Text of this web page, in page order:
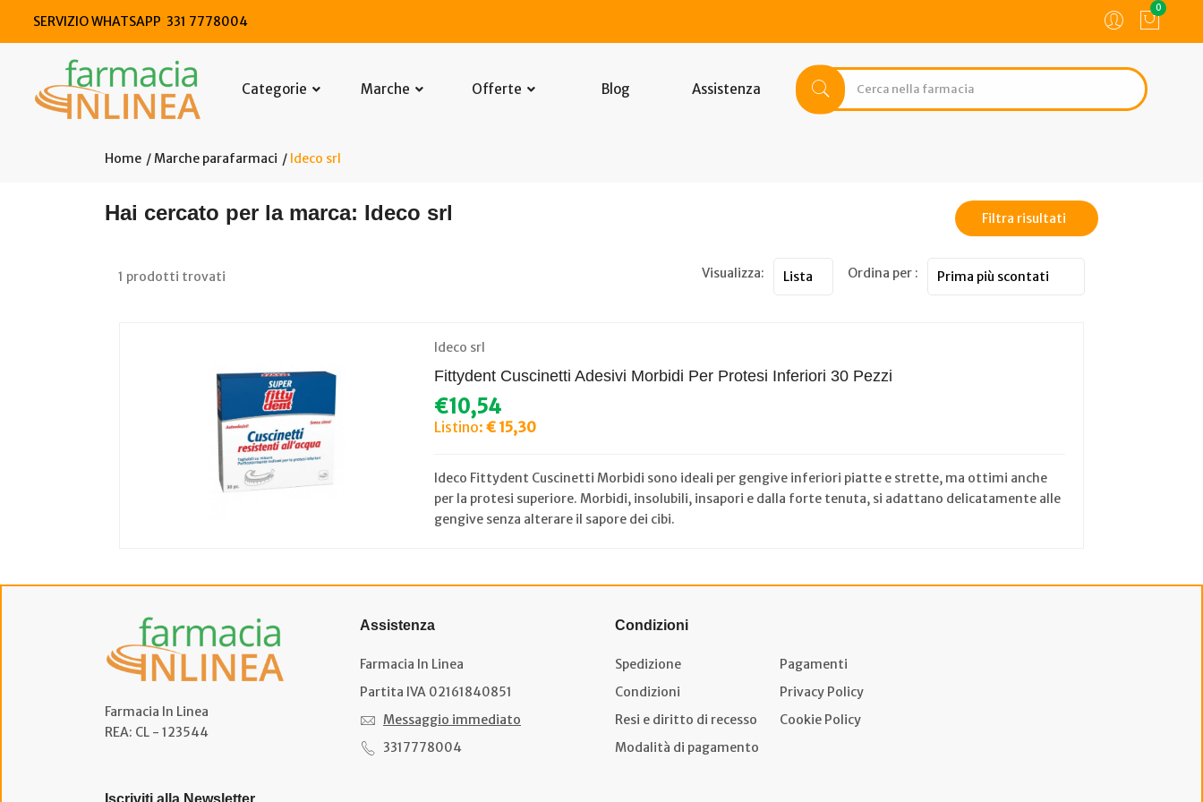
SERVIZIO WHATSAPP 331 7778004
0
Categorie Marche Offerte Blog Assistenza
Home Marche parafarmaci Ideco srl
Hai cercato per la marca: Ideco srl Filtra risultati
1 prodotti trovati Visualizza: Ordina per :
Ideco srl
Fittydent Cuscinetti Adesivi Morbidi Per Protesi Inferiori 30 Pezzi
€10,54
Listino: € 15,30
Ideco Fittydent Cuscinetti Morbidi sono ideali per gengive inferiori piatte e strette, ma ottimi anche
per la protesi superiore. Morbidi, insolubili, insapori e dalla forte tenuta, si adattano delicatamente alle
gengive senza alterare il sapore dei cibi.
Farmacia In Linea
REA: CL - 123544
Assistenza
Farmacia In Linea
Partita IVA 02161840851
Messaggio immediato
3317778004
Condizioni
Spedizione
Pagamenti
Condizioni
Privacy Policy
Resi e diritto di recesso
Cookie Policy
Modalità di pagamento
Iscriviti alla Newsletter